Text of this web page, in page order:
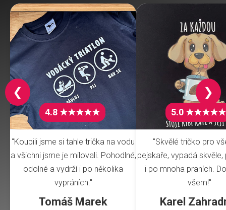
4.8 ★★★★★
"Koupili jsme si tahle trička na vodu
a všichni jsme je milovali. Pohodlné,
odolné a vydrží i po několika
vypráních."
Tomáš Marek
5.0 ★★★★★
"Skvělé tričko pro
pejskaře, vypadá
i po mnoha praních.
všem!"
Karel
❮ ❯